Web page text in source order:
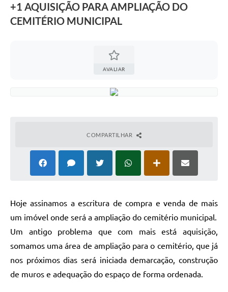
+1 AQUISIÇÃO PARA AMPLIAÇÃO DO
CEMITÉRIO MUNICIPAL
AVALIAR
COMPARTILHAR
Hoje assinamos a escritura de compra e venda de mais
um imóvel onde será a ampliação do cemitério municipal.
Um antigo problema que com mais está aquisição,
somamos uma área de ampliação para o cemitério, que já
nos próximos dias será iniciada demarcação, construção
de muros e adequação do espaço de forma ordenada.